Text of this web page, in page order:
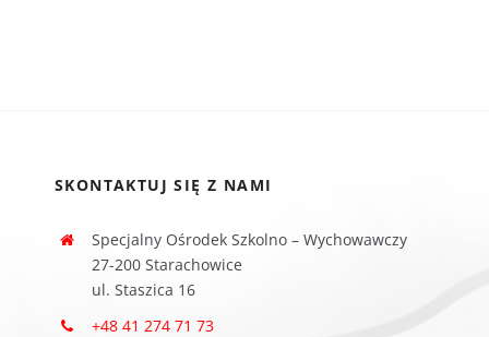
SKONTAKTUJ SIĘ Z NAMI
Specjalny Ośrodek Szkolno – Wychowawczy
27-200 Starachowice
ul. Staszica 16
+48 41 274 71 73